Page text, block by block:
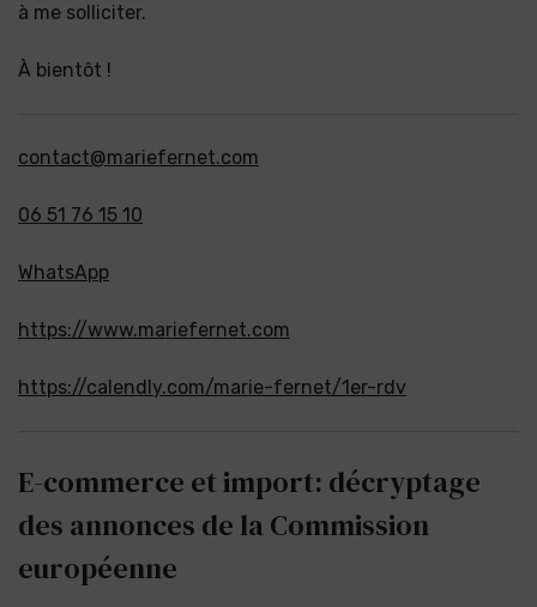
à me solliciter.
À bientôt !
contact@mariefernet.com
06 51 76 15 10
WhatsApp
https://www.mariefernet.com
https://calendly.com/marie-fernet/1er-rdv
E-commerce et import: décryptage
des annonces de la Commission
européenne